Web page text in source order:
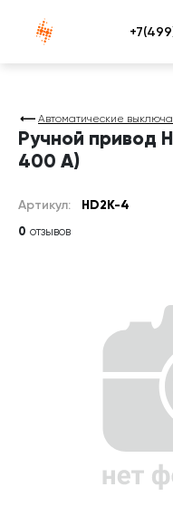
Атлантснаб
Автоматические
Ручной привод
400 А)
Артикул: HD2K-4